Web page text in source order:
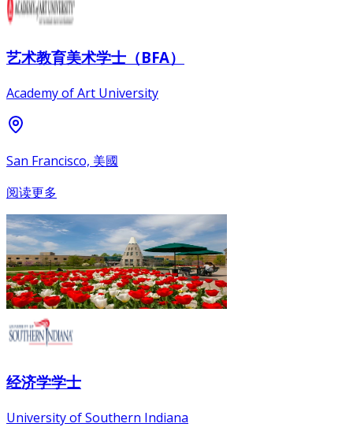
艺术教育美术学士（BFA）
Academy of Art University
San Francisco, 美國
阅读更多
经济学学士
University of Southern Indiana